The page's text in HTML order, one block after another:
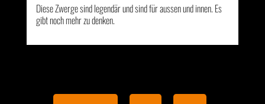
Diese Zwerge sind legendär und sind für aussen und innen. Es
gibt noch mehr zu denken.